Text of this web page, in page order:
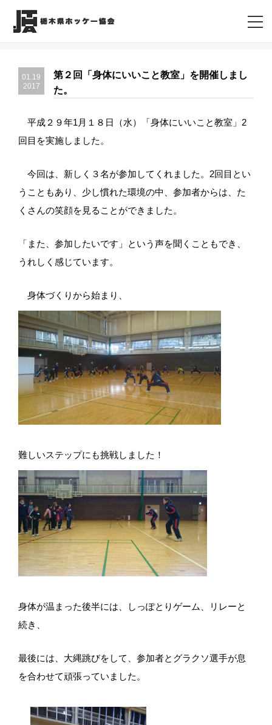
01.19
2017
第２回「身体にいいこと教室」を開催しまし
た。
平成２９年1月１８日（水）「身体にいいこと教室」2
回目を実施しました。
今回は、新しく３名が参加してくれました。2回目とい
うこともあり、少し慣れた環境の中、参加者からは、た
くさんの笑顔を見ることができました。
「また、参加したいです」という声を聞くこともでき、
うれしく感じています。
身体づくりから始まり、
難しいステップにも挑戦しました！
身体が温まった後半には、しっぽとりゲーム、リレーと
続き、
最後には、大縄跳びをして、参加者とグラクソ選手が息
を合わせて頑張っていました。